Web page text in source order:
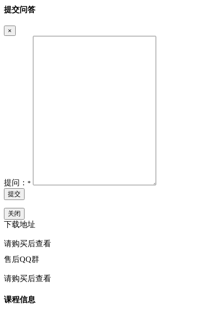
提交问答
×
提问： *
提交
关闭
下载地址
请购买后查看
售后QQ群
请购买后查看
课程信息